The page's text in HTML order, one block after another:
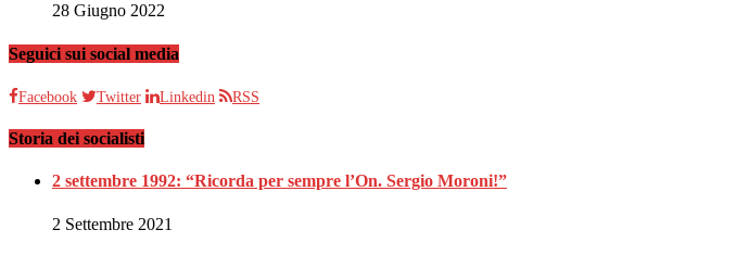
28 Giugno 2022
Seguici sui social media
Facebook Twitter Linkedin RSS
Storia dei socialisti
2 settembre 1992: “Ricorda per sempre l’On. Sergio Moroni!”
2 Settembre 2021